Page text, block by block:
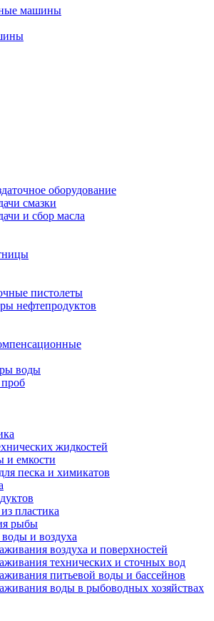
машины
оборудование
смазки
и сбор масла
пистолеты
нефтепродуктов
воды
жидкостей
и емкости
песка и химикатов
пластика
рыбы
и воздуха
воздуха и поверхностей
технических и сточных вод
питьевой воды и бассейнов
воды в рыбоводных хозяйствах